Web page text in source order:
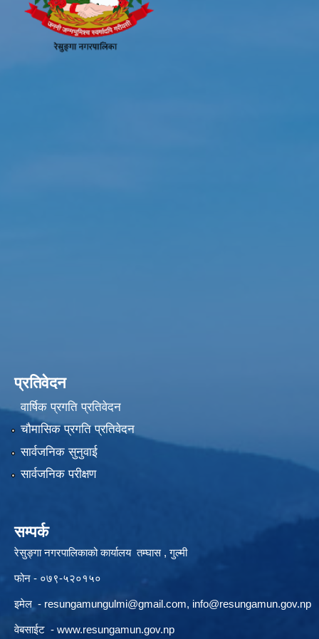
प्रतिवेदन
वार्षिक प्रगति प्रतिवेदन
चौमासिक प्रगति प्रतिवेदन
सार्वजनिक सुनुवाई
सार्वजनिक परीक्षण
सम्पर्क
रेसुङ्गा नगरपालिकाको कार्यालय तम्घास , गुल्मी
फोन - ०७९-५२०१५०
इमेल - resungamungulmi@gmail.com, info@resungamun.gov.np
वेबसाईट - www.resungamun.gov.np